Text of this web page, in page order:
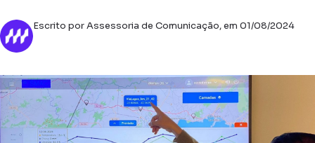
Escrito por Assessoria de Comunicação, em 01/08/2024